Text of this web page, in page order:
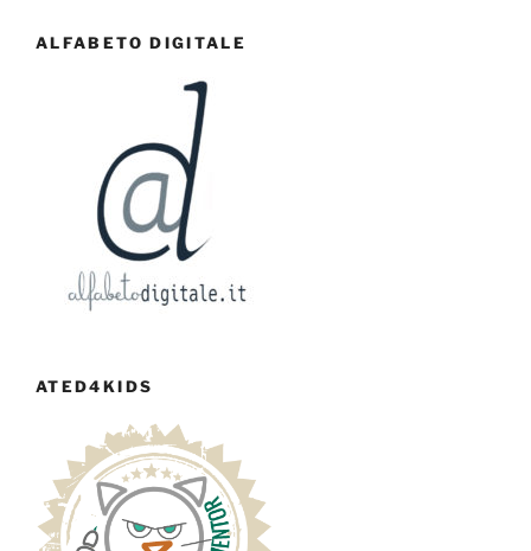
ALFABETO DIGITALE
ATED4KIDS